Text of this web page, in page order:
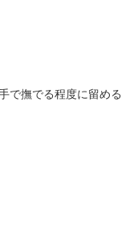
で撫でる程度に留める